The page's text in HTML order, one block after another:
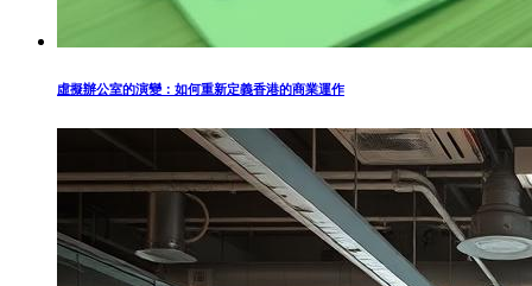
虛擬辦公室的演變：如何重新定義香港的商業運作